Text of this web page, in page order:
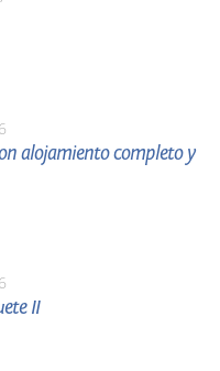
alojamiento completo y
II